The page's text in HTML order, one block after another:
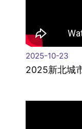
2025-10-23
2025新北城